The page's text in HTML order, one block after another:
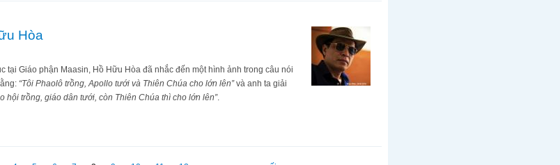
Hòa
tại Giáo phận Maasin, Hồ Hữu Hòa đã nhắc đến một hình ảnh trong câu nói
“Tôi Phaolô trồng, Apollo tưới và Thiên Chúa cho lớn lên”và anh ta giải
hội trồng, giáo dân tưới, còn Thiên Chúa thì cho lớn lên”.